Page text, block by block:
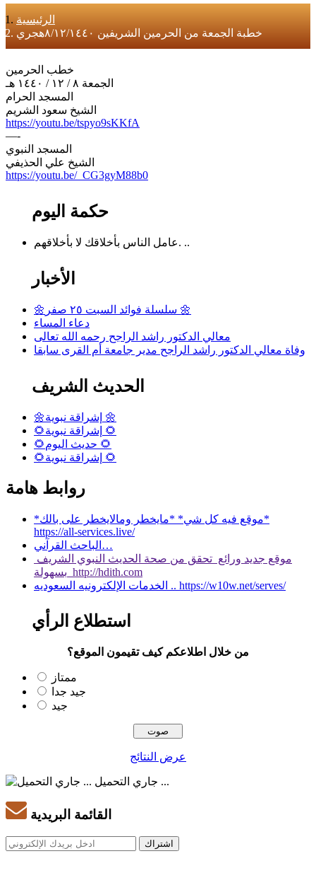
الرئيسية
خطبة الجمعة من الحرمين الشريفين ٨/١٢/١٤٤٠هجري
خطب الحرمين
الجمعة ٨ / ١٢ / ١٤٤٠ هـ
المسجد الحرام
الشيخ سعود الشريم
https://youtu.be/tspyo9sKKfA
—-
المسجد النبوي
الشيخ علي الحذيفي
https://youtu.be/_CG3gyM88b0
حكمة اليوم
عامل الناس بأخلاقك لا بأخلاقهم. ..
الأخبار
🌼سلسلة فوائد السبت ٢٥ صفر 🌼
دعاء المساء
معالي الدكتور راشد الراجح رحمه الله تعالى
وفاة معالي الدكتور راشد الراجح مدير جامعة أم القرى سابقا
الحديث الشريف
🌼إشراقة نبوية 🌼
🌻إشراقة نبوية 🌻
🌻حديث اليوم 🌻
🌻إشراقة نبوية 🌻
روابط هامة
*موقع فيه كل شي* *مايخطر ومالايخطر على بالك*
https://all-services.live/
الباحث القرآني…
موقع جديد ورائع تحقق من صحة الحديث النبوي الشريف
بسهولة http://hdith.com
الخدمات الإلكترونيه السعوديه .. https://w10w.net/serves/
استطلاع الرأي
من خلال اطلاعكم كيف تقيمون الموقع؟
ممتاز
جيد جدا
جيد
عرض النتائج
جاري التحميل ...
القائمة البريدية